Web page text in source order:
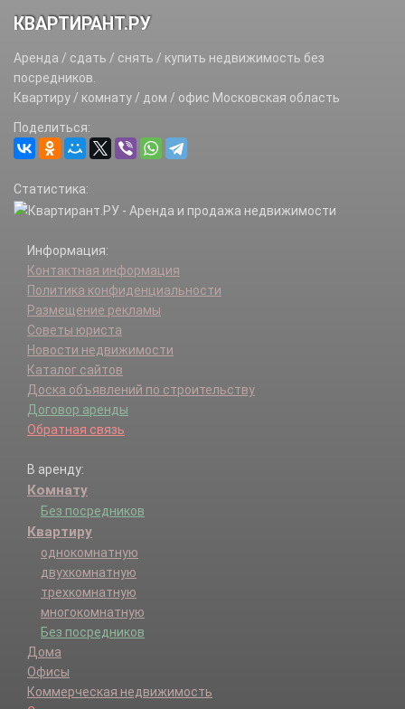
КВАРТИРАНТ.РУ
Аренда / сдать / снять / купить недвижимость без
посредников.
Квартиру / комнату / дом / офис Московская область
Поделиться:
Статистика:
Информация:
Контактная информация
Политика конфиденциальности
Размещение рекламы
Советы юриста
Новости недвижимости
Каталог сайтов
Доска объявлений по строительству
Договор аренды
Обратная связь
В аренду:
Комнату
Без посредников
Квартиру
однокомнатную
двухкомнатную
трехкомнатную
многокомнатную
Без посредников
Дома
Офисы
Коммерческая недвижимость